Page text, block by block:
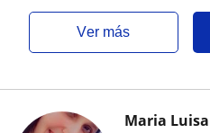
ver más
Maria